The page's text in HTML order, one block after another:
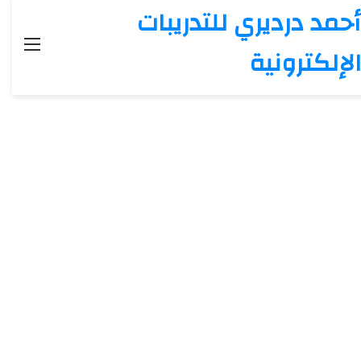
أحمد درديري للتدريبات
الإلكترونية